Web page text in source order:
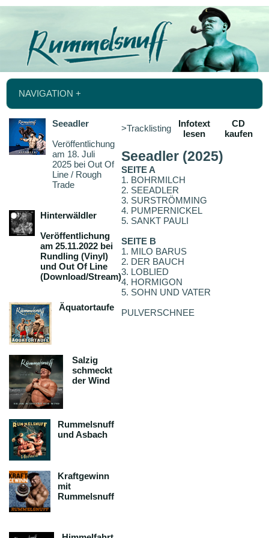
NAVIGATION +
Seeadler
Veröffentlichung
am 18. Juli
2025 bei Out Of
Line / Rough
Trade
Hinterwäldler
Veröffentlichung
am 25.11.2022 bei
Rundling (Vinyl)
und Out Of Line
(Download/Stream)
Äquatortaufe
Salzig
schmeckt
der Wind
Rummelsnuff
und Asbach
Kraftgewinn
mit
Rummelsnuff
>Tracklisting
Infotext
lesen
CD
kaufen
Seeadler (2025)
SEITE A
1. BOHRMILCH
2. SEEADLER
3. SURSTRÖMMING
4. PUMPERNICKEL
5. SANKT PAULI
SEITE B
1. MILO BARUS
2. DER BAUCH
3. LOBLIED
4. HORMIGON
5. SOHN UND VATER
PULVERSCHNEE